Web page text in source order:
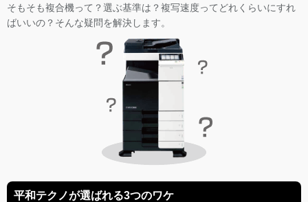
そもそも複合機って？選ぶ基準は？複写速度ってどれくらいにすれ
ばいいの？そんな疑問を解決します。
平和テクノが選ばれる3つのワケ